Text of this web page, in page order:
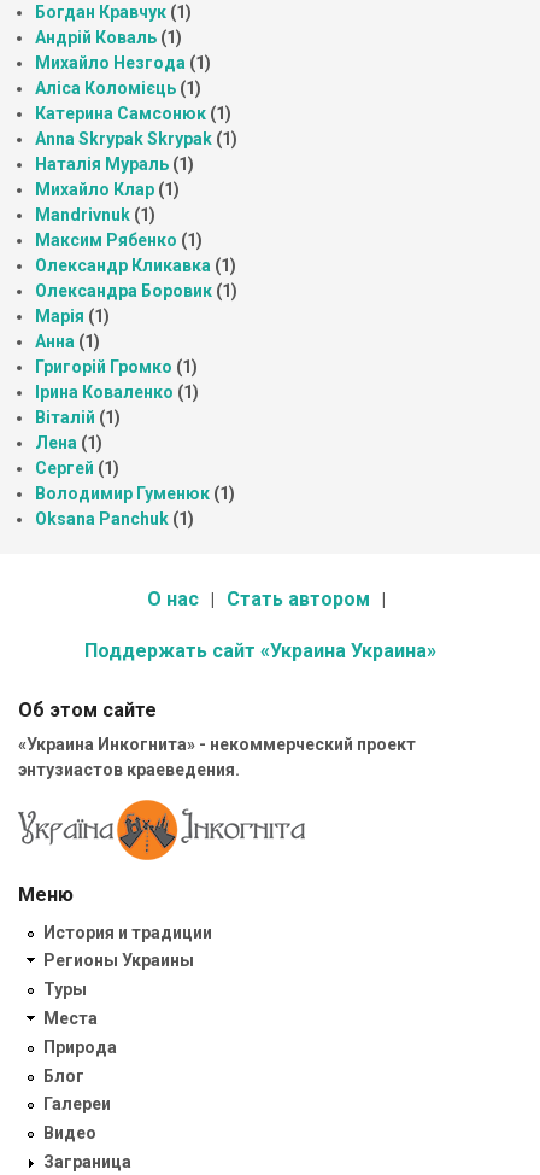
Богдан Кравчук (1)
Андрій Коваль (1)
Михайло Незгода (1)
Аліса Коломієць (1)
Катерина Самсонюк (1)
Anna Skrypak Skrypak (1)
Наталія Мураль (1)
Михайло Клар (1)
Mandrivnuk (1)
Максим Рябенко (1)
Олександр Кликавка (1)
Олександра Боровик (1)
Марія (1)
Анна (1)
Григорій Громко (1)
Ірина Коваленко (1)
Віталій (1)
Лена (1)
Сергей (1)
Володимир Гуменюк (1)
Oksana Panchuk (1)
О нас Стать автором
Поддержать сайт «Украина Украина»
Об этом сайте
«Украина Инкогнита» - некоммерческий проект
энтузиастов краеведения.
Меню
История и традиции
Регионы Украины
Туры
Места
Природа
Блог
Галереи
Видео
Заграница